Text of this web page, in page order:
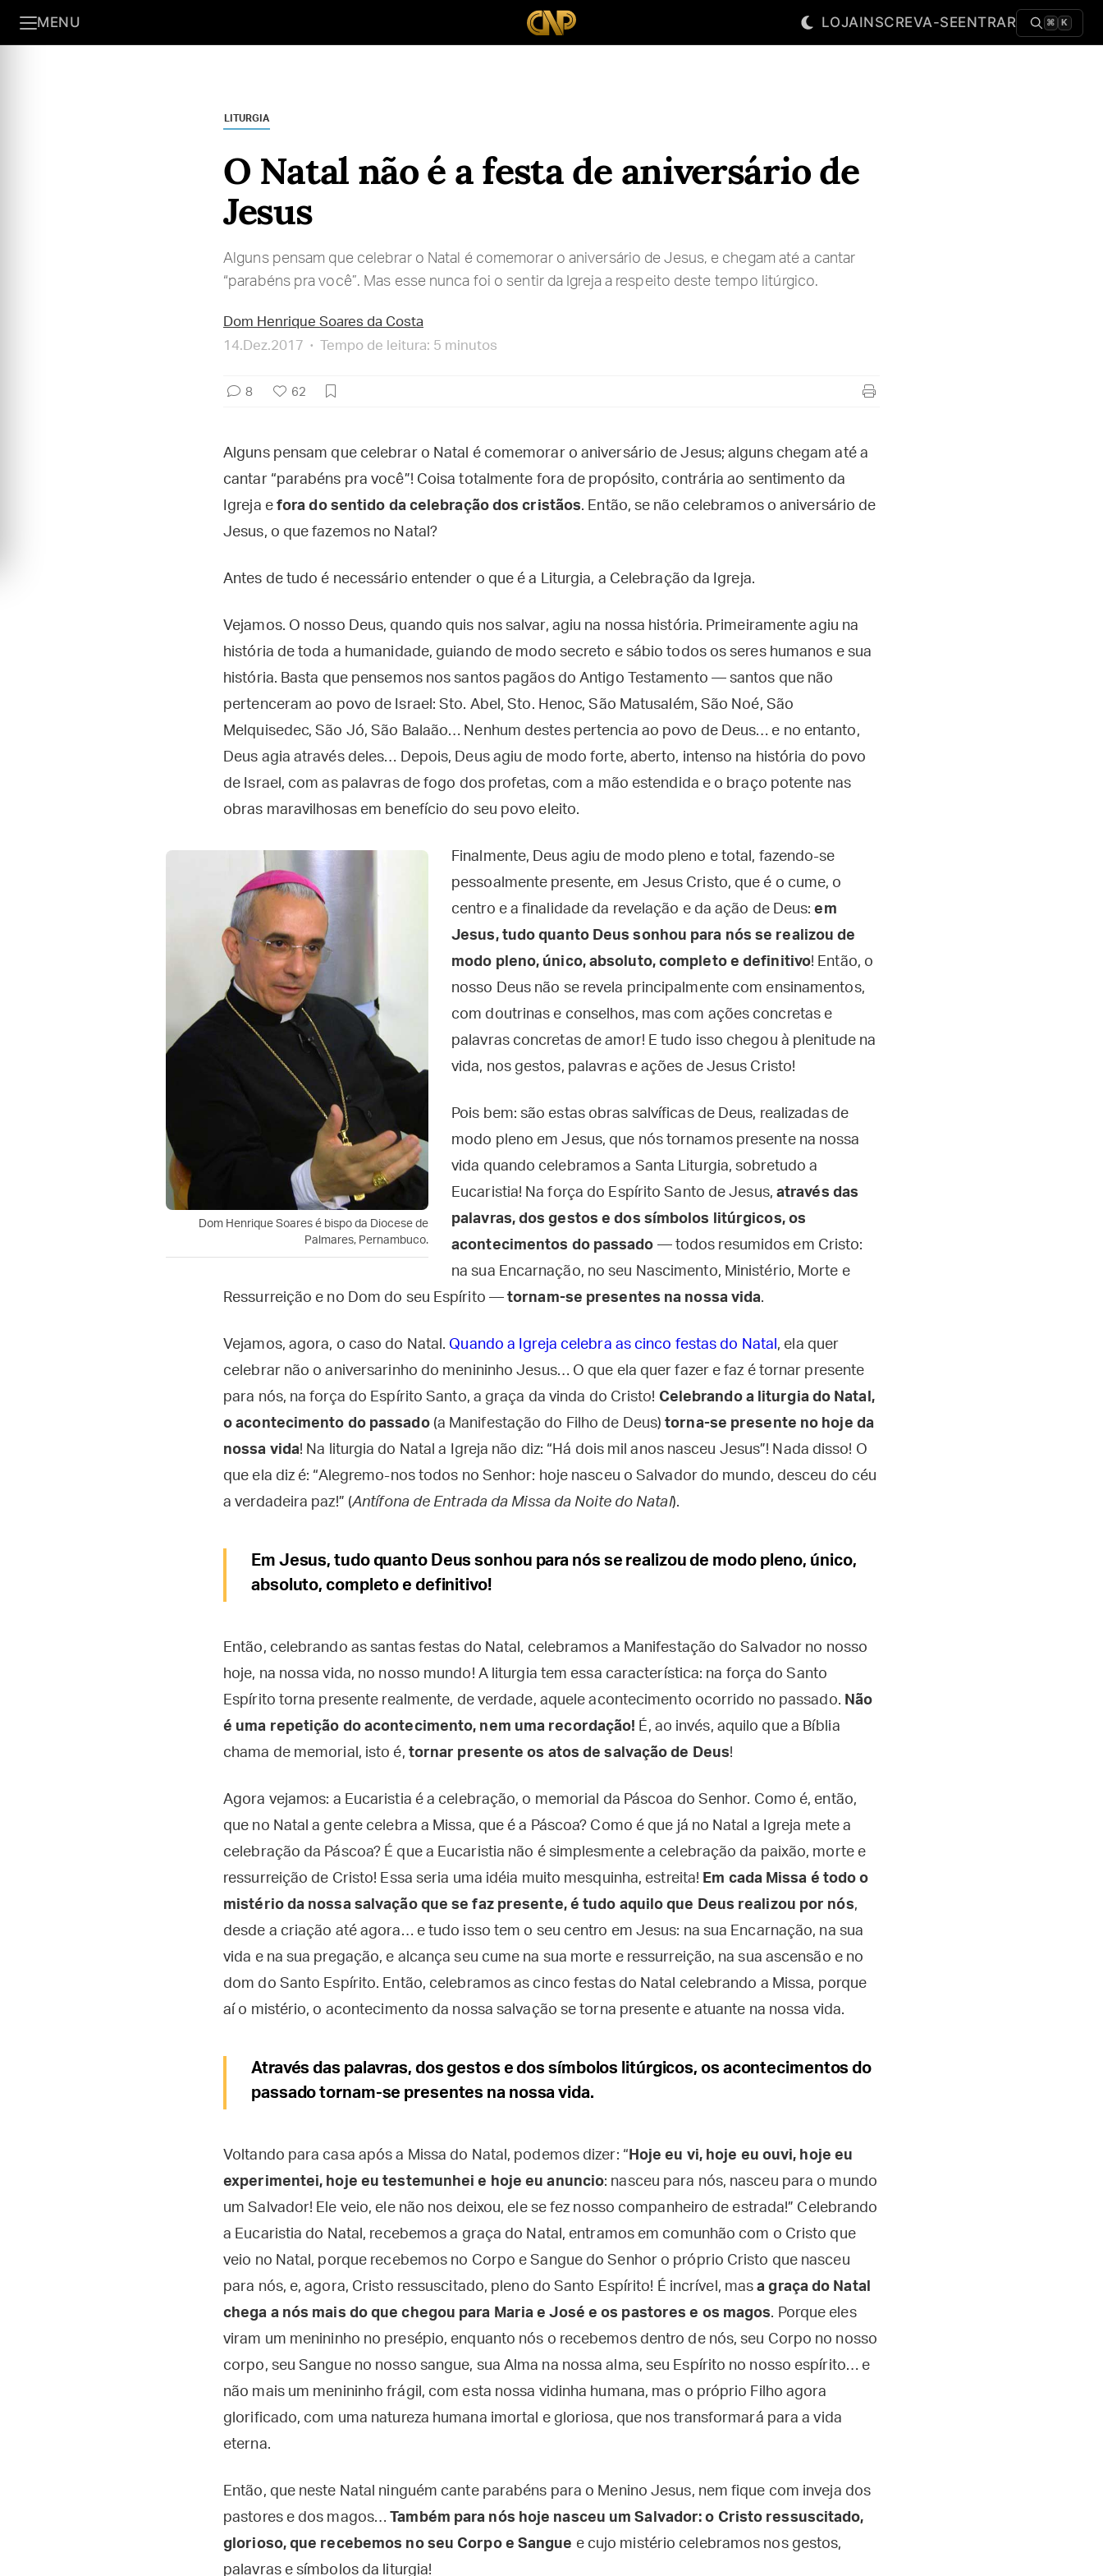
MENU LOJAINSCREVA-SEENTRAR ⌘ K
LITURGIA
O Natal não é a festa de aniversário de
Jesus
Alguns pensam que celebrar o Natal é comemorar o aniversário de Jesus, e chegam até a cantar
“parabéns pra você”. Mas esse nunca foi o sentir da Igreja a respeito deste tempo litúrgico.
Dom Henrique Soares da Costa
14.Dez.2017
Tempo de leitura: 5 minutos
8 62
Alguns pensam que celebrar o Natal é comemorar o aniversário de Jesus; alguns chegam até a
cantar “parabéns pra você”! Coisa totalmente fora de propósito, contrária ao sentimento da
Igreja e fora do sentido da celebração dos cristãos. Então, se não celebramos o aniversário de
Jesus, o que fazemos no Natal?
Antes de tudo é necessário entender o que é a Liturgia, a Celebração da Igreja.
Vejamos. O nosso Deus, quando quis nos salvar, agiu na nossa história. Primeiramente agiu na
história de toda a humanidade, guiando de modo secreto e sábio todos os seres humanos e sua
história. Basta que pensemos nos santos pagãos do Antigo Testamento — santos que não
pertenceram ao povo de Israel: Sto. Abel, Sto. Henoc, São Matusalém, São Noé, São
Melquisedec, São Jó, São Balaão… Nenhum destes pertencia ao povo de Deus… e no entanto,
Deus agia através deles… Depois, Deus agiu de modo forte, aberto, intenso na história do povo
de Israel, com as palavras de fogo dos profetas, com a mão estendida e o braço potente nas
obras maravilhosas em benefício do seu povo eleito.
Dom Henrique Soares é bispo da Diocese de
Palmares, Pernambuco.
Finalmente, Deus agiu de modo pleno e total, fazendo-se
pessoalmente presente, em Jesus Cristo, que é o cume, o
centro e a finalidade da revelação e da ação de Deus:em
Jesus, tudo quanto Deus sonhou para nós se realizou de
modo pleno, único, absoluto, completo e definitivo! Então, o
nosso Deus não se revela principalmente com ensinamentos,
com doutrinas e conselhos, mas com ações concretas e
palavras concretas de amor! E tudo isso chegou à plenitude na
vida, nos gestos, palavras e ações de Jesus Cristo!
Pois bem: são estas obras salvíficas de Deus, realizadas de
modo pleno em Jesus, que nós tornamos presente na nossa
vida quando celebramos a Santa Liturgia, sobretudo a
Eucaristia! Na força do Espírito Santo de Jesus, através das
palavras, dos gestos e dos símbolos litúrgicos, os
acontecimentos do passado — todos resumidos em Cristo:
na sua Encarnação, no seu Nascimento, Ministério, Morte e
Ressurreição e no Dom do seu Espírito —tornam-se presentes na nossa vida.
Vejamos, agora, o caso do Natal. Quando a Igreja celebra as cinco festas do Natal , ela quer
celebrar não o aniversarinho do menininho Jesus… O que ela quer fazer e faz é tornar presente
para nós, na força do Espírito Santo, a graça da vinda do Cristo! Celebrando a liturgia do Natal,
o acontecimento do passado(a Manifestação do Filho de Deus)torna-se presente no hoje da
nossa vida! Na liturgia do Natal a Igreja não diz: “Há dois mil anos nasceu Jesus”! Nada disso! O
que ela diz é: “Alegremo-nos todos no Senhor: hoje nasceu o Salvador do mundo, desceu do céu
a verdadeira paz!” (Antífona de Entrada da Missa da Noite do Natal).
Em Jesus, tudo quanto Deus sonhou para nós se realizou de modo pleno, único,
absoluto, completo e definitivo!
Então, celebrando as santas festas do Natal, celebramos a Manifestação do Salvador no nosso
hoje, na nossa vida, no nosso mundo! A liturgia tem essa característica: na força do Santo
Espírito torna presente realmente, de verdade, aquele acontecimento ocorrido no passado. Não
é uma repetição do acontecimento, nem uma recordação! É, ao invés, aquilo que a Bíblia
chama de memorial, isto é, tornar presente os atos de salvação de Deus!
Agora vejamos: a Eucaristia é a celebração, o memorial da Páscoa do Senhor. Como é, então,
que no Natal a gente celebra a Missa, que é a Páscoa? Como é que já no Natal a Igreja mete a
celebração da Páscoa? É que a Eucaristia não é simplesmente a celebração da paixão, morte e
ressurreição de Cristo! Essa seria uma idéia muito mesquinha, estreita! Em cada Missa é todo o
mistério da nossa salvação que se faz presente, é tudo aquilo que Deus realizou por nós,
desde a criação até agora… e tudo isso tem o seu centro em Jesus: na sua Encarnação, na sua
vida e na sua pregação, e alcança seu cume na sua morte e ressurreição, na sua ascensão e no
dom do Santo Espírito. Então, celebramos as cinco festas do Natal celebrando a Missa, porque
aí o mistério, o acontecimento da nossa salvação se torna presente e atuante na nossa vida.
Através das palavras, dos gestos e dos símbolos litúrgicos, os acontecimentos do
passado tornam-se presentes na nossa vida.
Voltando para casa após a Missa do Natal, podemos dizer: “ Hoje eu vi, hoje eu ouvi, hoje eu
experimentei, hoje eu testemunhei e hoje eu anuncio: nasceu para nós, nasceu para o mundo
um Salvador! Ele veio, ele não nos deixou, ele se fez nosso companheiro de estrada!” Celebrando
a Eucaristia do Natal, recebemos a graça do Natal, entramos em comunhão com o Cristo que
veio no Natal, porque recebemos no Corpo e Sangue do Senhor o próprio Cristo que nasceu
para nós, e, agora, Cristo ressuscitado, pleno do Santo Espírito! É incrível, masa graça do Natal
chega a nós mais do que chegou para Maria e José e os pastores e os magos. Porque eles
viram um menininho no presépio, enquanto nós o recebemos dentro de nós, seu Corpo no nosso
corpo, seu Sangue no nosso sangue, sua Alma na nossa alma, seu Espírito no nosso espírito… e
não mais um menininho frágil, com esta nossa vidinha humana, mas o próprio Filho agora
glorificado, com uma natureza humana imortal e gloriosa, que nos transformará para a vida
eterna.
Então, que neste Natal ninguém cante parabéns para o Menino Jesus, nem fique com inveja dos
pastores e dos magos…Também para nós hoje nasceu um Salvador: o Cristo ressuscitado,
glorioso, que recebemos no seu Corpo e Sangue e cujo mistério celebramos nos gestos,
palavras e símbolos da liturgia!